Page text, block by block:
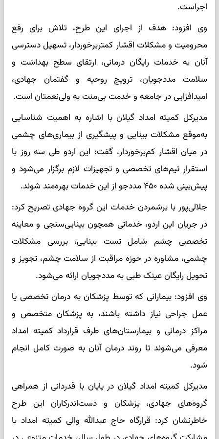
اجراست.
وی افزود: هدف از اجرای این طرح، تلاش برای رفع
محرومیت و مشکلات اقشار کمتربرخوردار، تسهیل دسترسی
آنان به خدمات رایگان درمانی، ارتقای سطح بهداشت و
سلامت مددجویان، ترویج روحیه و گفتمان جهادی،
امیدافزایی در جامعه و خدمت بی‌منت به ولی‌نعمتان است.
مدیرکل کمیته امداد گیلان با اشاره به اهمیت شناسایی
به‌موقع مشکلات بینایی و پیشگیری از بیماری‌های چشمی
در میان اقشار کم‌برخوردار، گفت: این اردو طی سه روز با
استقرار تیم‌های تخصصی و تجهیزات لازم برگزار می‌شود و
پیش‌بینی شده ۴۵۰ مددجو از این خدمات بهره‌مند شوند.
جلالی‌پور با برشمردن خدمات این گروه جهادی تصریح کرد:
در جریان این اردو، خدماتی همچون بینایی‌سنجی و معاینه
تخصصی چشم شامل تست بینایی، بررسی مشکلات
چشمی، مشاوره در حوزه مراقبت از سلامت چشم، تجویز و
تحویل رایگان عینک طبی به مددجویان ارائه می‌شود.
وی افزود: بیمارانی که توسط پزشکان به درمان تخصصی یا
عمل جراحی نیاز داشته باشند، به پزشکان متخصص و
مراکز درمانی و بیمارستان‌های طرف قرارداد کمیته امداد
معرفی می‌شوند تا روند درمان آنان به صورت کامل انجام
شود.
مدیرکل کمیته امداد گیلان در پایان با قدردانی از همراهی
گروه‌های جهادی، پزشکان و دست‌اندرکاران این طرح
خاطرنشان کرد: قرارگاه حاج عبدالله والی کمیته امداد با